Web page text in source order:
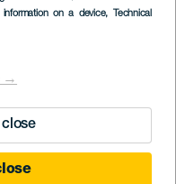
on a device, Technical
→